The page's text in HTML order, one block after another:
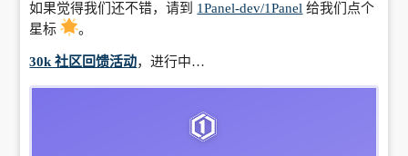
如果觉得我们还不错，请到 1Panel-dev/1Panel 给我们点个
星标
。
30k 社区回馈活动，进行中…